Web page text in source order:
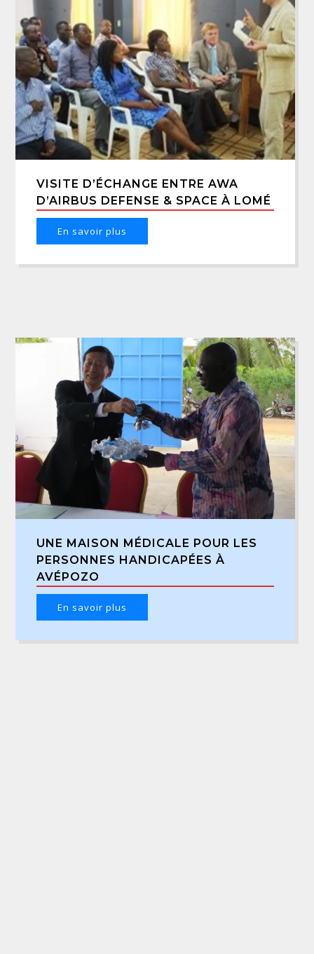
VISITE D’ÉCHANGE ENTRE AWA
D’AIRBUS DEFENSE & SPACE À LOMÉ
En savoir plus
UNE MAISON MÉDICALE POUR LES
PERSONNES HANDICAPÉES À
AVÉPOZO
En savoir plus